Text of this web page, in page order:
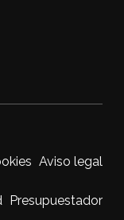
Aviso legal
Presupuestador